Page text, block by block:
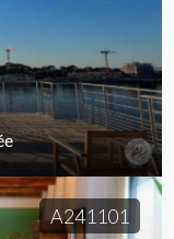
A241101